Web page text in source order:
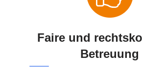
Faire und
Betreuung